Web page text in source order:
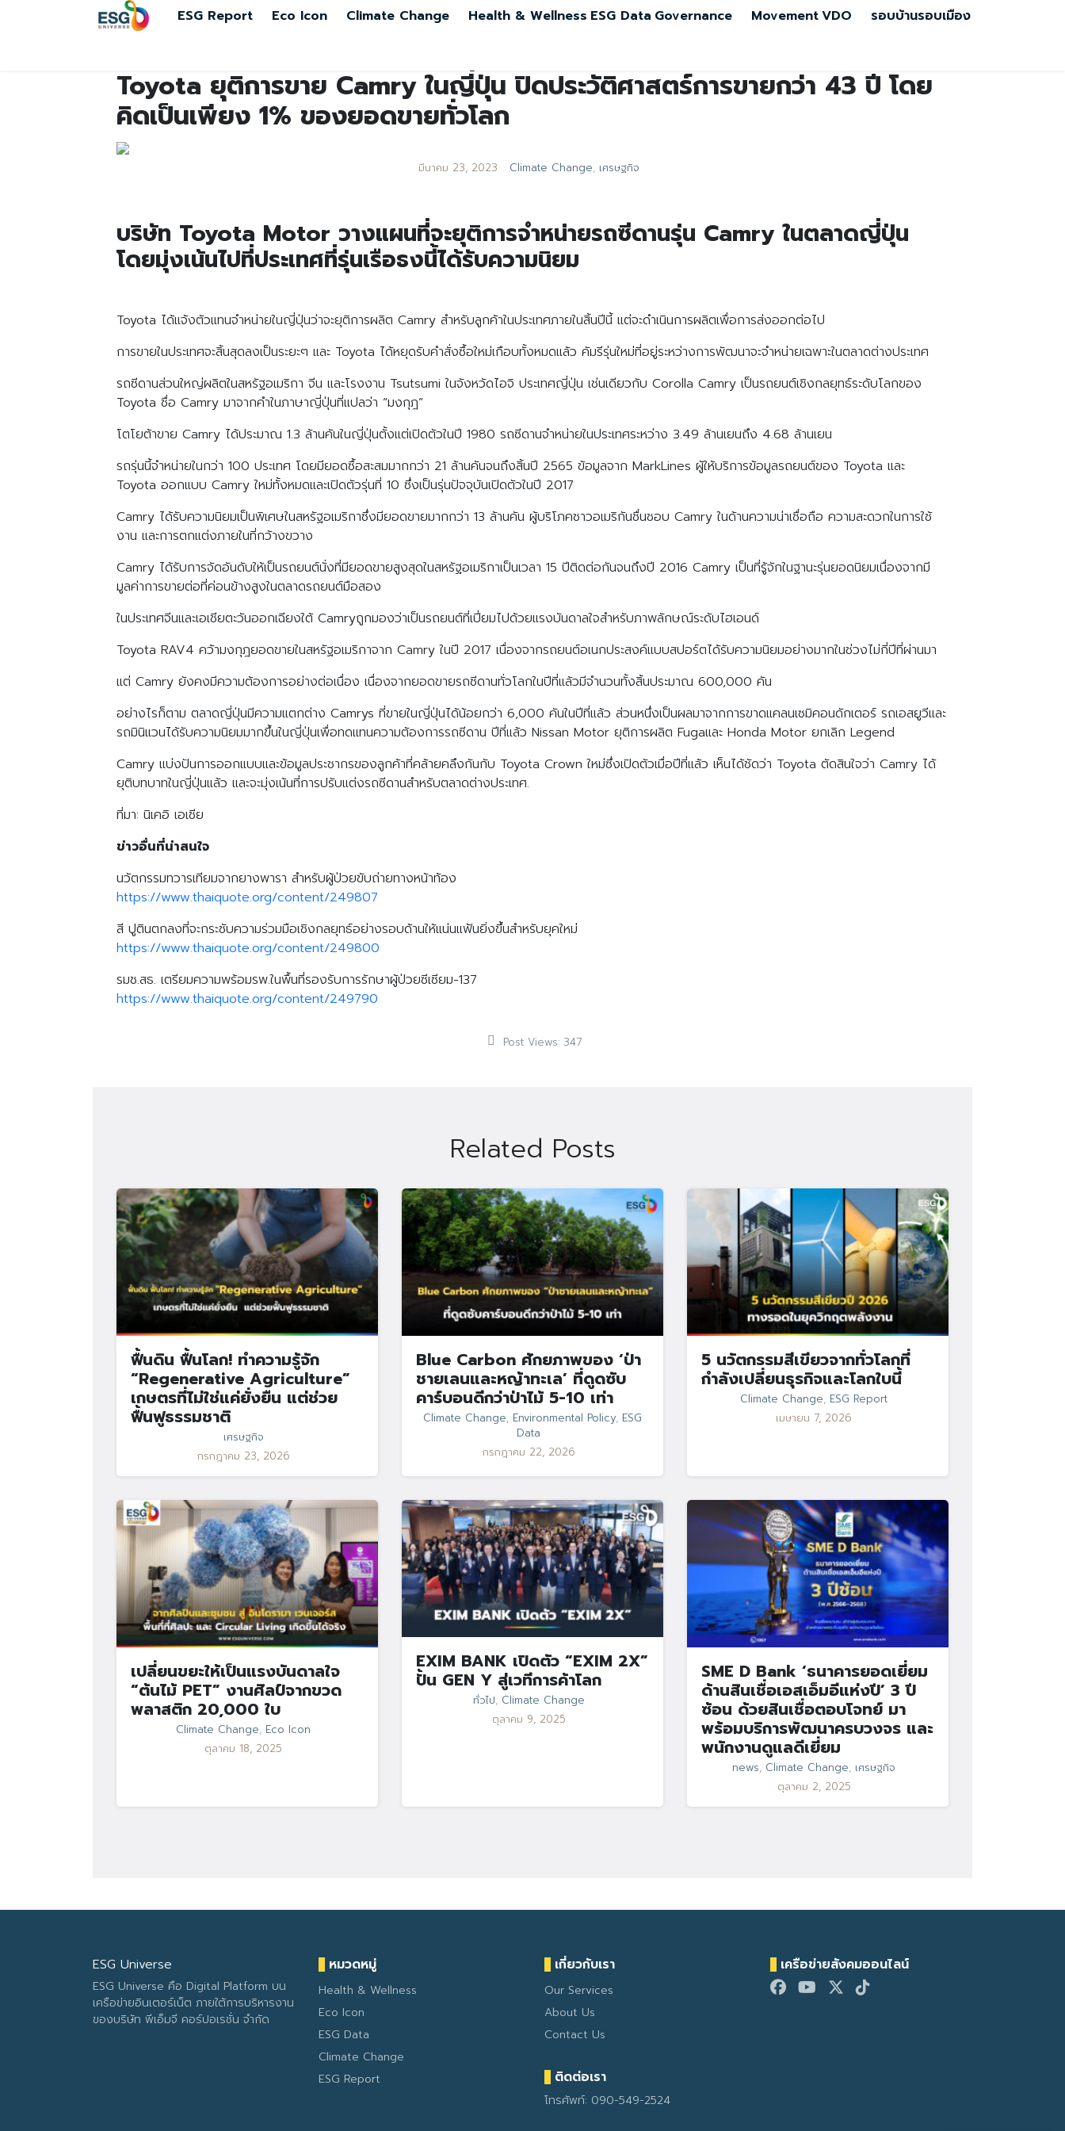
ESG Report Eco Icon Climate Change Health & Wellness ESG Data Governance MovementVDO รอบบ้านรอบเมือง
Toyota ยุติการขาย Camry ในญี่ปุ่น ปิดประวัติศาสตร์การขายกว่า 43 ปี โดย
คิดเป็นเพียง 1% ของยอดขายทั่วโลก
มีนาคม 23, 2023 Climate Change, เศรษฐกิจ
บริษัท Toyota Motor วางแผนที่จะยุติการจำหน่ายรถซีดานรุ่น Camry ในตลาดญี่ปุ่น
โดยมุ่งเน้นไปที่ประเทศที่รุ่นเรือธงนี้ได้รับความนิยม
Toyota ได้แจ้งตัวแทนจำหน่ายในญี่ปุ่นว่าจะยุติการผลิต Camry สำหรับลูกค้าในประเทศภายในสิ้นปีนี้ แต่จะดำเนินการผลิตเพื่อการส่งออกต่อไป
การขายในประเทศจะสิ้นสุดลงเป็นระยะๆ และ Toyota ได้หยุดรับคำสั่งซื้อใหม่เกือบทั้งหมดแล้ว คัมรีรุ่นใหม่ที่อยู่ระหว่างการพัฒนาจะจำหน่ายเฉพาะในตลาดต่างประเทศ
รถซีดานส่วนใหญ่ผลิตในสหรัฐอเมริกา จีน และโรงงาน Tsutsumi ในจังหวัดไอจิ ประเทศญี่ปุ่น เช่นเดียวกับ Corolla Camry เป็นรถยนต์เชิงกลยุทธ์ระดับโลกของ
Toyota ชื่อ Camry มาจากคำในภาษาญี่ปุ่นที่แปลว่า “มงกุฎ”
โตโยต้าขาย Camry ได้ประมาณ 1.3 ล้านคันในญี่ปุ่นตั้งแต่เปิดตัวในปี 1980 รถซีดานจำหน่ายในประเทศระหว่าง 3.49 ล้านเยนถึง 4.68 ล้านเยน
รถรุ่นนี้จำหน่ายในกว่า 100 ประเทศ โดยมียอดซื้อสะสมมากกว่า 21 ล้านคันจนถึงสิ้นปี 2565 ข้อมูลจาก MarkLines ผู้ให้บริการข้อมูลรถยนต์ของ Toyota และ
Toyota ออกแบบ Camry ใหม่ทั้งหมดและเปิดตัวรุ่นที่ 10 ซึ่งเป็นรุ่นปัจจุบันเปิดตัวในปี 2017
Camry ได้รับความนิยมเป็นพิเศษในสหรัฐอเมริกาซึ่งมียอดขายมากกว่า 13 ล้านคัน ผู้บริโภคชาวอเมริกันชื่นชอบ Camry ในด้านความน่าเชื่อถือ ความสะดวกในการใช้
งาน และการตกแต่งภายในที่กว้างขวาง
Camry ได้รับการจัดอันดับให้เป็นรถยนต์นั่งที่มียอดขายสูงสุดในสหรัฐอเมริกาเป็นเวลา 15 ปีติดต่อกันจนถึงปี 2016 Camry เป็นที่รู้จักในฐานะรุ่นยอดนิยมเนื่องจากมี
มูลค่าการขายต่อที่ค่อนข้างสูงในตลาดรถยนต์มือสอง
ในประเทศจีนและเอเชียตะวันออกเฉียงใต้ Camryถูกมองว่าเป็นรถยนต์ที่เปี่ยมไปด้วยแรงบันดาลใจสำหรับภาพลักษณ์ระดับไฮเอนด์
Toyota RAV4 คว้ามงกุฎยอดขายในสหรัฐอเมริกาจาก Camry ในปี 2017 เนื่องจากรถยนต์อเนกประสงค์แบบสปอร์ตได้รับความนิยมอย่างมากในช่วงไม่กี่ปีที่ผ่านมา
แต่ Camry ยังคงมีความต้องการอย่างต่อเนื่อง เนื่องจากยอดขายรถซีดานทั่วโลกในปีที่แล้วมีจำนวนทั้งสิ้นประมาณ 600,000 คัน
อย่างไรก็ตาม ตลาดญี่ปุ่นมีความแตกต่าง Camrys ที่ขายในญี่ปุ่นได้น้อยกว่า 6,000 คันในปีที่แล้ว ส่วนหนึ่งเป็นผลมาจากการขาดแคลนเซมิคอนดักเตอร์ รถเอสยูวีและ
รถมินิแวนได้รับความนิยมมากขึ้นในญี่ปุ่นเพื่อทดแทนความต้องการรถซีดาน ปีที่แล้ว Nissan Motor ยุติการผลิต Fugaและ Honda Motor ยกเลิก Legend
Camry แบ่งปันการออกแบบและข้อมูลประชากรของลูกค้าที่คล้ายคลึงกันกับ Toyota Crown ใหม่ซึ่งเปิดตัวเมื่อปีที่แล้ว เห็นได้ชัดว่า Toyota ตัดสินใจว่า Camry ได้
ยุติบทบาทในญี่ปุ่นแล้ว และจะมุ่งเน้นที่การปรับแต่งรถซีดานสำหรับตลาดต่างประเทศ.
ที่มา: นิเคอิ เอเชีย
ข่าวอื่นที่น่าสนใจ
นวัตกรรมทวารเทียมจากยางพารา สำหรับผู้ป่วยขับถ่ายทางหน้าท้อง
https://www.thaiquote.org/content/249807
สี ปูตินตกลงที่จะกระชับความร่วมมือเชิงกลยุทธ์อย่างรอบด้านให้แน่นแฟ้นยิ่งขึ้นสำหรับยุคใหม่
https://www.thaiquote.org/content/249800
รมช.สธ. เตรียมความพร้อมรพ.ในพื้นที่รองรับการรักษาผู้ป่วยซีเซียม-137
https://www.thaiquote.org/content/249790
Post Views: 347
Related Posts
ฟื้นดิน ฟื้นโลก! ทำความรู้จัก
“Regenerative Agriculture”
เกษตรที่ไม่ใช่แค่ยั่งยืน แต่ช่วย
ฟื้นฟูธรรมชาติ
เศรษฐกิจ
กรกฎาคม 23, 2026
Blue Carbon ศักยภาพของ ‘ป่า
ชายเลนและหญ้าทะเล’ ที่ดูดซับ
คาร์บอนดีกว่าป่าไม้ 5-10 เท่า
Climate Change, Environmental Policy, ESG
Data
กรกฎาคม 22, 2026
5 นวัตกรรมสีเขียวจากทั่วโลกที่
กำลังเปลี่ยนธุรกิจและโลกใบนี้
Climate Change, ESG Report
เมษายน 7, 2026
เปลี่ยนขยะให้เป็นแรงบันดาลใจ
“ต้นไม้ PET” งานศิลป์จากขวด
พลาสติก 20,000 ใบ
Climate Change, Eco Icon
ตุลาคม 18, 2025
EXIM BANK เปิดตัว “EXIM 2X”
ปั้น GEN Y สู่เวทีการค้าโลก
ทั่วไป, Climate Change
ตุลาคม 9, 2025
SME D Bank ‘ธนาคารยอดเยี่ยม
ด้านสินเชื่อเอสเอ็มอีแห่งปี’ 3 ปี
ซ้อน ด้วยสินเชื่อตอบโจทย์ มา
พร้อมบริการพัฒนาครบวงจร และ
พนักงานดูแลดีเยี่ยม
news, Climate Change, เศรษฐกิจ
ตุลาคม 2, 2025
ESG Universe
ESG Universe คือ Digital Platform บน
เครือข่ายอินเตอร์เน็ต ภายใต้การบริหารงาน
ของบริษัท พีเอ็มจี คอร์ปอเรชั่น จำกัด
หมวดหมู่
Health & Wellness
Eco Icon
ESG Data
Climate Change
ESG Report
เกี่ยวกับเรา
Our Services
About Us
Contact Us
ติดต่อเรา
โทรศัพท์: 090-549-2524
เครือข่ายสังคมออนไลน์